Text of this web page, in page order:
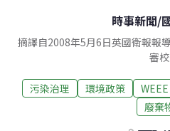
時事新聞/
摘譯自2008年5月6日英國衛報報
審校
污染治理 環境政策 WEEE
廢棄